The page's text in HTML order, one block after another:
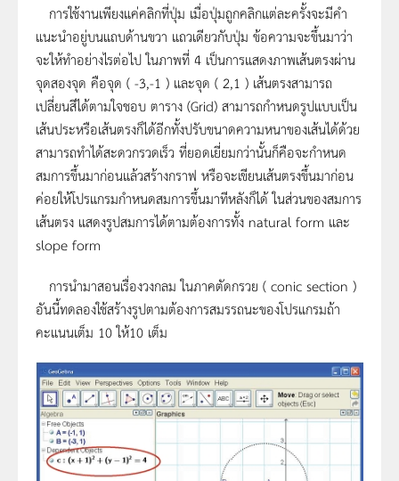
การใช้งานเพียงแค่คลิกที่ปุ่ม เมื่อปุ่มถูกคลิกแต่ละครั้งจะมีคำ
แนะนำอยู่บนแถบด้านขวา แถวเดียวกับปุ่ม ข้อความจะขึ้นมาว่า
จะให้ทำอย่างไรต่อไป ในภาพที่ 4 เป็นการแสดงภาพเส้นตรงผ่าน
จุดสองจุด คือจุด ( -3,-1 ) และจุด ( 2,1 ) เส้นตรงสามารถ
เปลี่ยนสีได้ตามใจชอบ ตาราง (Grid) สามารถกำหนดรูปแบบเป็น
เส้นประหรือเส้นตรงก็ได้อีกทั้งปรับขนาดความหนาของเส้นได้ด้วย
สามารถทำได้สะดวกรวดเร็ว ที่ยอดเยี่ยมกว่านั้นก็คือจะกำหนด
สมการขึ้นมาก่อนแล้วสร้างกราฟ หรือจะเขียนเส้นตรงขึ้นมาก่อน
ค่อยให้โปรแกรมกำหนดสมการขึ้นมาทีหลังก็ได้ ในส่วนของสมการ
เส้นตรง แสดงรูปสมการได้ตามต้องการทั้ง natural form และ
slope form
การนำมาสอนเรื่องวงกลม ในภาคตัดกรวย ( conic section )
อันนี้ทดลองใช้สร้างรูปตามต้องการสมรรถนะของโปรแกรมถ้า
คะแนนเต็ม 10 ให้10 เต็ม